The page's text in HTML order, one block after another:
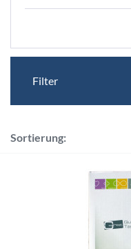
Filter
Sortierung: